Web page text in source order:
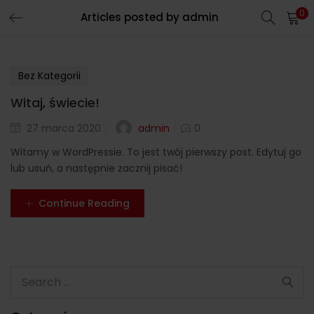
Articles posted by admin 0
Bez Kategorii
Witaj, świecie!
Posted
27 marca 2020 admin
0
Witamy w WordPressie. To jest twój pierwszy post. Edytuj go
lub usuń, a następnie zacznij pisać!
Continue Reading